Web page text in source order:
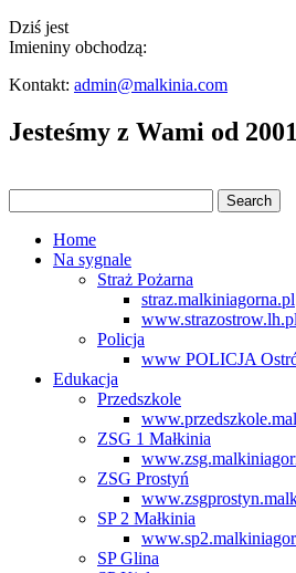
Dziś jest
Imieniny obchodzą:
Kontakt: admin@malkinia.com
Jesteśmy z Wami od
Home
Na sygnale
Straż Pożarna
straz.malkiniagorna.pl
www.strazostrow.lh.pl
Policja
www POLICJA
Edukacja
Przedszkole
ZSG 1 Małkinia
ZSG Prostyń
SP 2 Małkinia
SP Glina